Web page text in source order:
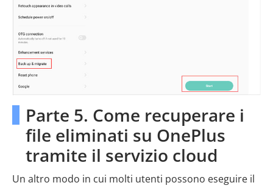
Parte 5. Come recuperare i
file eliminati su OnePlus
tramite il servizio cloud
Un altro modo in cui molti utenti possono eseguire il